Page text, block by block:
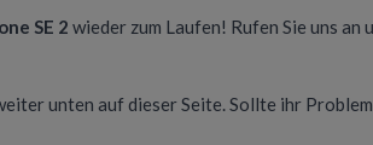
SE 2 wieder zum Laufen! Rufen Sie uns an
unten auf dieser Seite. Sollte ihr